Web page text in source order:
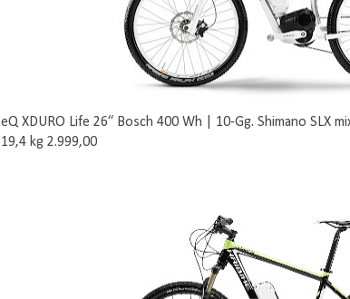
eQ XDURO Life 26“ Bosch 400 Wh | 10-Gg. Shimano SLX
19,4 kg 2.999,00